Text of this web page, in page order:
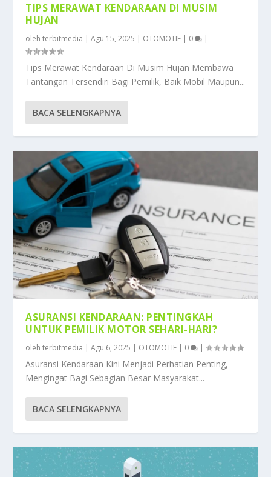
TIPS MERAWAT KENDARAAN DI MUSIM
HUJAN
olehterbitmedia |Agu 15, 2025 | OTOMOTIF | 0 |
Tips Merawat Kendaraan Di Musim Hujan Membawa
Tantangan Tersendiri Bagi Pemilik, Baik Mobil Maupun...
BACA SELENGKAPNYA
ASURANSI KENDARAAN: PENTINGKAH
UNTUK PEMILIK MOTOR SEHARI-HARI?
olehterbitmedia |Agu 6, 2025 | OTOMOTIF | 0 |
Asuransi Kendaraan Kini Menjadi Perhatian Penting,
Mengingat Bagi Sebagian Besar Masyarakat...
BACA SELENGKAPNYA